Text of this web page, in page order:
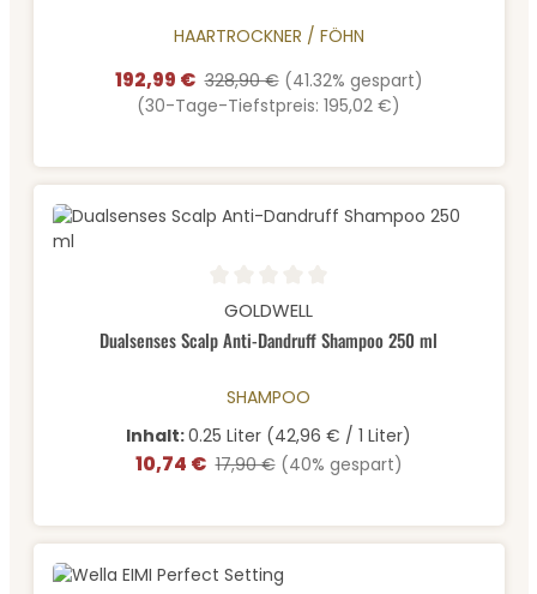
HAARTROCKNER / FÖHN
Verkaufspreis:
192,99 € Regulärer Preis:
328,90 € (41.32% gespart)
(30-Tage-Tiefstpreis: 195,02 €)
Durchschnittliche Bewertung von 0 von 5 Sternen
GOLDWELL
Dualsenses Scalp Anti-Dandruff Shampoo 250 ml
SHAMPOO
Inhalt:0.25 Liter (42,96 € / 1 Liter)
Verkaufspreis:
10,74 € Regulärer Preis:
17,90 € (40% gespart)